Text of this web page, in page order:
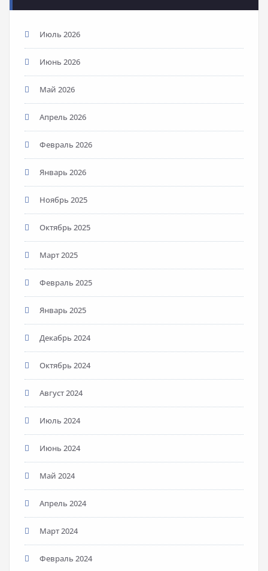
Июль 2026
Июнь 2026
Май 2026
Апрель 2026
Февраль 2026
Январь 2026
Ноябрь 2025
Октябрь 2025
Март 2025
Февраль 2025
Январь 2025
Декабрь 2024
Октябрь 2024
Август 2024
Июль 2024
Июнь 2024
Май 2024
Апрель 2024
Март 2024
Февраль 2024